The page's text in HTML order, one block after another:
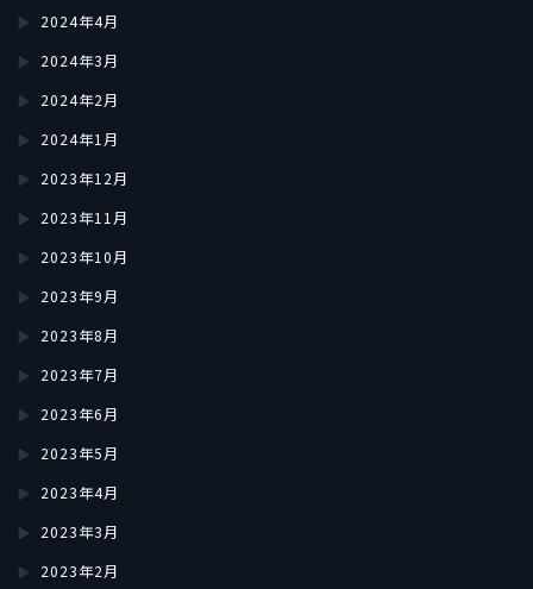
2024年4月
2024年3月
2024年2月
2024年1月
2023年12月
2023年11月
2023年10月
2023年9月
2023年8月
2023年7月
2023年6月
2023年5月
2023年4月
2023年3月
2023年2月